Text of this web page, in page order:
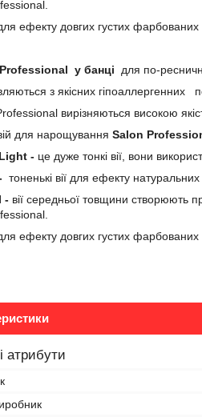
ефекту довгих густих фарбованих
Professional у банці
для по-
з якісних
вирізняються високою
для нарощування Salon
- це дуже тонкі вії, вони
тоненькі вії для ефекту натуральних
- вії середньої товщини створюють
ефекту довгих густих фарбованих
атрибути